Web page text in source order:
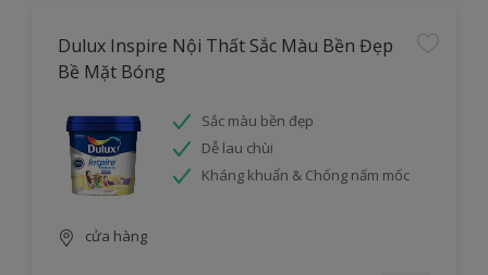
Dulux Inspire Nội Thất Sắc Màu Bền Đẹp
Bề Mặt Bóng
Sắc màu bền đẹp
Dễ lau chùi
Kháng khuẩn & Chống nấm mốc
cửa hàng